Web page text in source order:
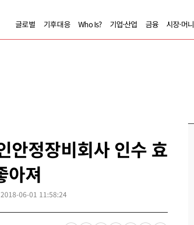
글로벌 기후대응 Who Is? 기업·산업 금융 시장·머니
안정장비회사 인수 효
아져
2018-06-01 11:58:24